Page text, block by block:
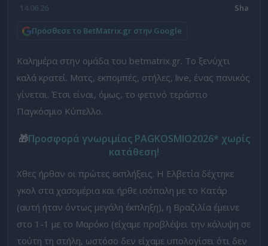
14.06.26
Πρόσθεσε το BetMatrix.gr στην Google
Καλημέρα στην ομάδα του betmatrix.gr. Το ξενύχτι
καλά κρατεί. Ματς, εκπομπές, στήλες, live, ένας πανικός
γίνεται. Έτσι είναι, όμως, το φετινό τεράστιο
Παγκόσμιο Κύπελλο.
🎁Προσφορά γνωριμίας PAGKOSMIO2026* χωρίς
κατάθεση!
Χθες ήρθαν οι πρώτες εκπλήξεις. Η Ελβετία δέχτηκε
γκολ στα χασομέρια και ήρθε ισόπαλη με το Κατάρ
(αυτή ήταν όντως μεγάλη έκπληξη), η Βραζιλία έμεινε
στο 1-1 με το Μαρόκο (είχαμε προβλέψει την κάλυψη σε
τούτη τη στήλη, ωστόσο δεν είχαμε υπολογίσει ότι δεν